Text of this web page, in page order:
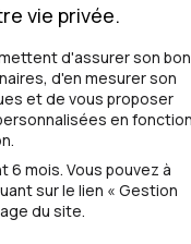
vie privée.
d'assurer son bon
d'en mesurer son
et de vous proposer
en
6 mois. Vous pouvez à
sur le lien « Gestion
du site.